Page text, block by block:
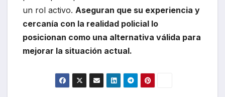
un rol activo. Aseguran que su experiencia y
cercanía con la realidad policial lo
posicionan como una alternativa válida para
mejorar la situación actual.